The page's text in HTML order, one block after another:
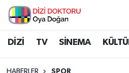
DİZİ TV SİNEMA
İstanbul Nöbetçi